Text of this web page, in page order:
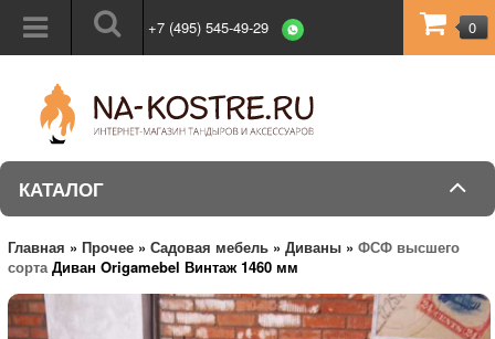
+7 (495) 545-49-29 0
КАТАЛОГ
Главная » Прочее » Садовая мебель » Диваны » ФСФ высшего
сорта Диван Origamebel Винтаж 1460 мм